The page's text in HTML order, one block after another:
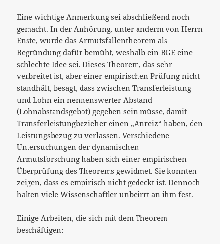
Eine wichtige Anmerkung sei abschließend noch
gemacht. In der Anhörung, unter anderm von Herrn
Enste, wurde das Armutsfallentheorem als
Begründung dafür bemüht, weshalb ein BGE eine
schlechte Idee sei. Dieses Theorem, das sehr
verbreitet ist, aber einer empirischen Prüfung nicht
standhält, besagt, dass zwischen Transferleistung
und Lohn ein nennenswerter Abstand
(Lohnabstandsgebot) gegeben sein müsse, damit
Transferleistungbezieher einen „Anreiz“ haben, den
Leistungsbezug zu verlassen. Verschiedene
Untersuchungen der dynamischen
Armutsforschung haben sich einer empirischen
Überprüfung des Theorems gewidmet. Sie konnten
zeigen, dass es empirisch nicht gedeckt ist. Dennoch
halten viele Wissenschaftler unbeirrt an ihm fest.
Einige Arbeiten, die sich mit dem Theorem
beschäftigen: